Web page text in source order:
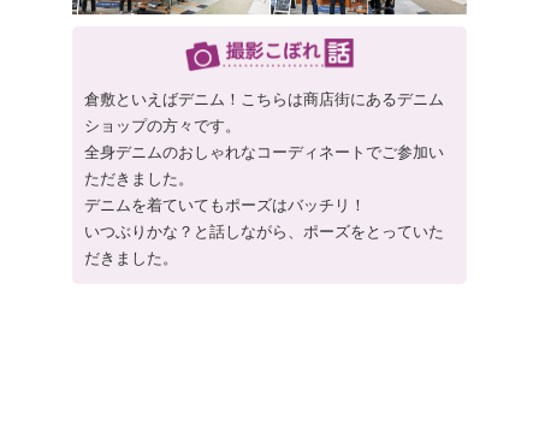
倉敷といえばデニム！こちらは商店街にあるデニム
ショップの方々です。
全身デニムのおしゃれなコーディネートでご参加い
ただきました。
デニムを着ていてもポーズはバッチリ！
いつぶりかな？と話しながら、ポーズをとっていた
だきました。